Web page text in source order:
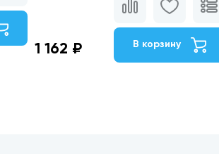
1 162 ₽ В корзину